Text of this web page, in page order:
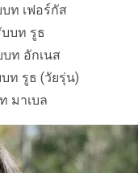
ท เฟอร์กัส
บบท รูธ
ท อักเนส
ท รูธ (วัยรุ่น)
มาเบล